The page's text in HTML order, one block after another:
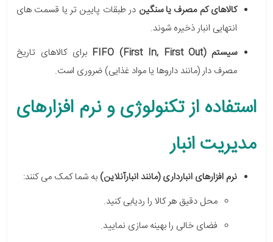
کالاهای کم مصرف یا سنگین در طبقات پایین تر یا قسمت های
انتهایی انبار ذخیره شوند.
سیستم FIFO (First In, First Out)
برای کالاهای تاریخ
مصرف دار (مانند داروها یا مواد غذایی) ضروری است.
استفاده از تکنولوژی و نرم افزارهای
مدیریت انبار
نرم افزارهای انبارداری (مانند انبارآنلاین)به شما کمک می کنند:
محل دقیق هر کالا را ردیابی کنید.
فضای خالی را بهینه سازی نمایید.